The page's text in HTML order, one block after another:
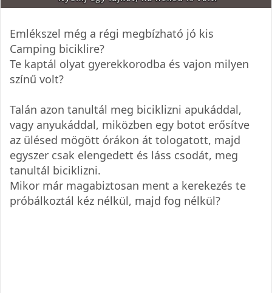
Emlékszel még a régi megbízható jó kis
Camping biciklire?
Te kaptál olyat gyerekkorodba és vajon milyen
színű volt?
Talán azon tanultál meg biciklizni apukáddal,
vagy anyukáddal, miközben egy botot erősítve
az ülésed mögött órákon át tologatott, majd
egyszer csak elengedett és láss csodát, meg
tanultál biciklizni.
Mikor már magabiztosan ment a kerekezés te
próbálkoztál kéz nélkül, majd fog nélkül?